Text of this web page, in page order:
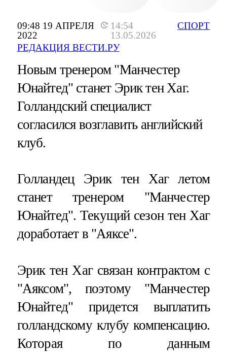
09:48 19 АПРЕЛЯ
2022
14:54
13.05.2026
РЕДАКЦИЯ ВЕСТИ.РУ
СПОРТ
Новым тренером "Манчестер
Юнайтед" станет Эрик тен Хаг.
Голландский специалист
согласился возглавить английский
клуб.
Голландец Эрик тен Хаг летом
станет тренером "Манчестер
Юнайтед". Текущий сезон тен Хаг
доработает в "Аяксе".
Эрик тен Хаг связан контрактом с
"Аяксом", поэтому "Манчестер
Юнайтед" придется выплатить
голландскому клубу компенсацию.
Которая по данным